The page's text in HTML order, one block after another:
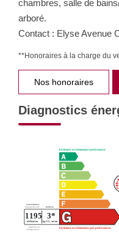
chambres, salle de
arboré.
Contact : Elyse Avenue
**Honoraires à la charge du
Nos honoraires
Diagnostics